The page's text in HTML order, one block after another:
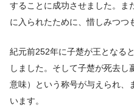
することに成功させました。ま
に入られたために、惜しみつつ
紀元前252年に子楚が王となる
しました。そして子楚が死去
意味）という称号が与えられ、
います。